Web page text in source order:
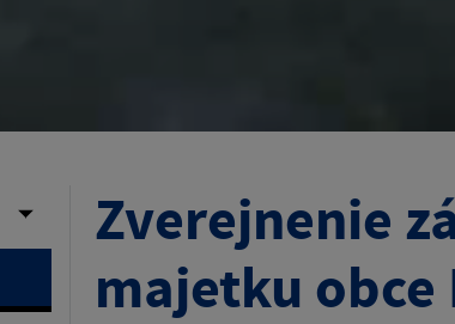
Zverejnenie
majetku obce